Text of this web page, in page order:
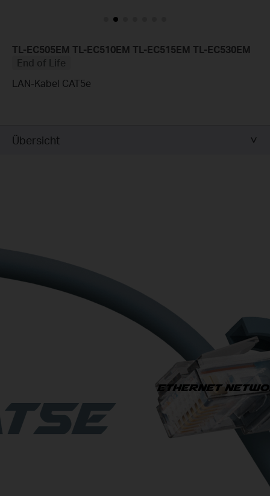
TL-EC505EM TL-EC510EM TL-EC515EM TL-EC530EM
End of Life
LAN-Kabel CAT5e
Übersicht